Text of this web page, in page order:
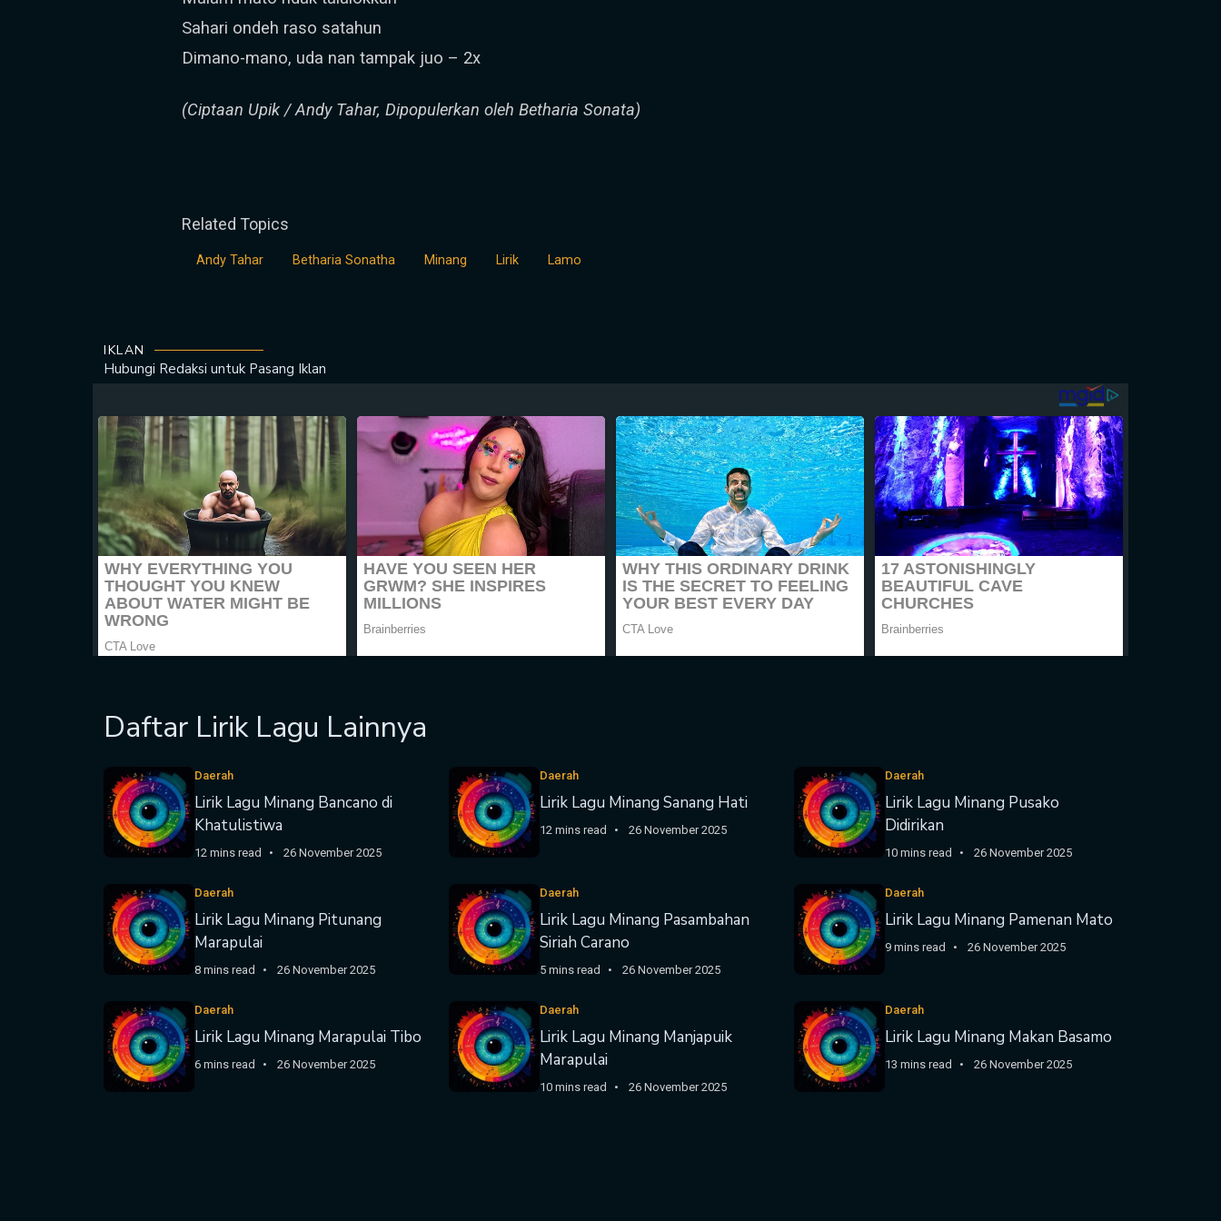
Sahari ondeh raso satahun
Dimano-mano, uda nan tampak juo – 2x
(Ciptaan Upik / Andy Tahar, Dipopulerkan oleh Betharia Sonata)
Related Topics
Andy Tahar Betharia Sonatha Minang Lirik Lamo
IKLAN
Hubungi Redaksi untuk Pasang Iklan
Daftar Lirik Lagu Lainnya
Daerah
Lirik Lagu Minang Bancano di
Khatulistiwa
12 mins read 26 November 2025
Daerah
Lirik Lagu Minang Sanang Hati
12 mins read 26 November 2025
Daerah
Lirik Lagu Minang Pusako
Didirikan
10 mins read 26 November 2025
Daerah
Lirik Lagu Minang Pitunang
Marapulai
8 mins read 26 November 2025
Daerah
Lirik Lagu Minang Pasambahan
Siriah Carano
5 mins read 26 November 2025
Daerah
Lirik Lagu Minang Pamenan Mato
9 mins read 26 November 2025
Daerah
Lirik Lagu Minang Marapulai Tibo
6 mins read 26 November 2025
Daerah
Lirik Lagu Minang Manjapuik
Marapulai
10 mins read 26 November 2025
Daerah
Lirik Lagu Minang Makan Basamo
13 mins read 26 November 2025